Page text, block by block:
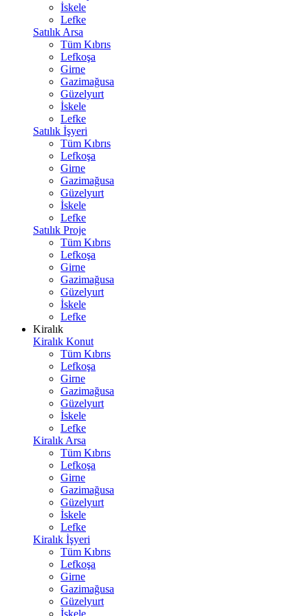
İskele
Lefke
Satılık Arsa
Tüm Kıbrıs
Lefkoşa
Girne
Gazimağusa
Güzelyurt
İskele
Lefke
Satılık İşyeri
Tüm Kıbrıs
Lefkoşa
Girne
Gazimağusa
Güzelyurt
İskele
Lefke
Satılık Proje
Tüm Kıbrıs
Lefkoşa
Girne
Gazimağusa
Güzelyurt
İskele
Lefke
Kiralık
Kiralık Konut
Tüm Kıbrıs
Lefkoşa
Girne
Gazimağusa
Güzelyurt
İskele
Lefke
Kiralık Arsa
Tüm Kıbrıs
Lefkoşa
Girne
Gazimağusa
Güzelyurt
İskele
Lefke
Kiralık İşyeri
Tüm Kıbrıs
Lefkoşa
Girne
Gazimağusa
Güzelyurt
İskele